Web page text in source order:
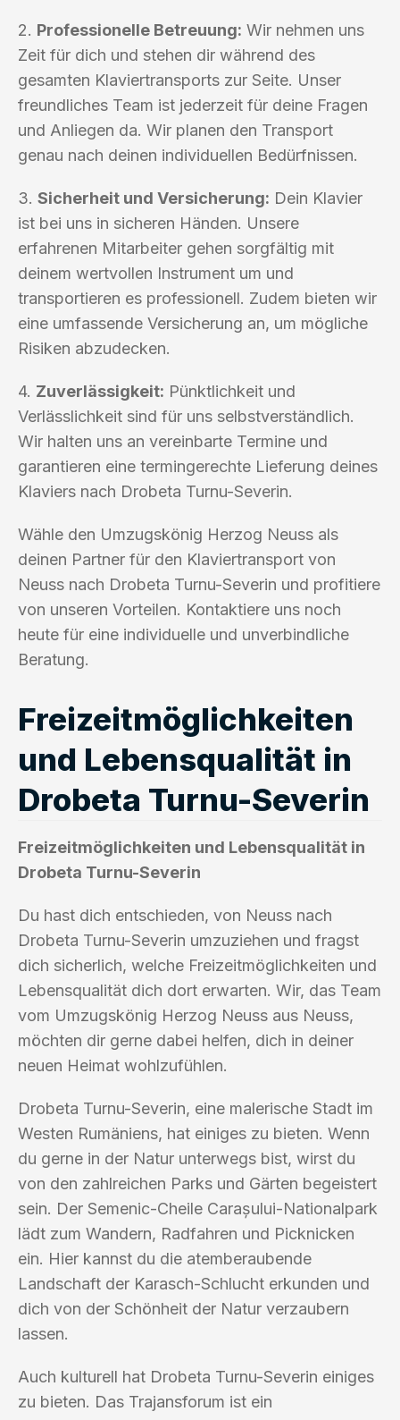
2. Professionelle Betreuung: Wir nehmen uns
Zeit für dich und stehen dir während des
gesamten Klaviertransports zur Seite. Unser
freundliches Team ist jederzeit für deine Fragen
und Anliegen da. Wir planen den Transport
genau nach deinen individuellen Bedürfnissen.
3. Sicherheit und Versicherung: Dein Klavier
ist bei uns in sicheren Händen. Unsere
erfahrenen Mitarbeiter gehen sorgfältig mit
deinem wertvollen Instrument um und
transportieren es professionell. Zudem bieten wir
eine umfassende Versicherung an, um mögliche
Risiken abzudecken.
4. Zuverlässigkeit: Pünktlichkeit und
Verlässlichkeit sind für uns selbstverständlich.
Wir halten uns an vereinbarte Termine und
garantieren eine termingerechte Lieferung deines
Klaviers nach Drobeta Turnu-Severin.
Wähle den Umzugskönig Herzog Neuss als
deinen Partner für den Klaviertransport von
Neuss nach Drobeta Turnu-Severin und profitiere
von unseren Vorteilen. Kontaktiere uns noch
heute für eine individuelle und unverbindliche
Beratung.
Freizeitmöglichkeiten
und Lebensqualität in
Drobeta Turnu-Severin
Freizeitmöglichkeiten und Lebensqualität in
Drobeta Turnu-Severin
Du hast dich entschieden, von Neuss nach
Drobeta Turnu-Severin umzuziehen und fragst
dich sicherlich, welche Freizeitmöglichkeiten und
Lebensqualität dich dort erwarten. Wir, das Team
vom Umzugskönig Herzog Neuss aus Neuss,
möchten dir gerne dabei helfen, dich in deiner
neuen Heimat wohlzufühlen.
Drobeta Turnu-Severin, eine malerische Stadt im
Westen Rumäniens, hat einiges zu bieten. Wenn
du gerne in der Natur unterwegs bist, wirst du
von den zahlreichen Parks und Gärten begeistert
sein. Der Semenic-Cheile Carașului-Nationalpark
lädt zum Wandern, Radfahren und Picknicken
ein. Hier kannst du die atemberaubende
Landschaft der Karasch-Schlucht erkunden und
dich von der Schönheit der Natur verzaubern
lassen.
Auch kulturell hat Drobeta Turnu-Severin einiges
zu bieten. Das Trajansforum ist ein